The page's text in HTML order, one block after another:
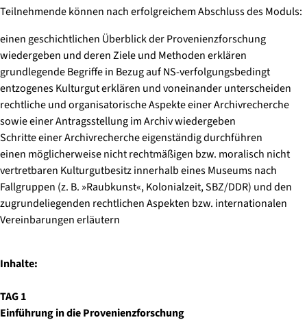
Teilnehmende können nach erfolgreichem Abschluss des Moduls:
einen geschichtlichen Überblick der Provenienzforschung
wiedergeben und deren Ziele und Methoden erklären
grundlegende Begriffe in Bezug auf NS-verfolgungsbedingt
entzogenes Kulturgut erklären und voneinander unterscheiden
rechtliche und organisatorische Aspekte einer Archivrecherche
sowie einer Antragsstellung im Archiv wiedergeben
Schritte einer Archivrecherche eigenständig durchführen
einen möglicherweise nicht rechtmäßigen bzw. moralisch nicht
vertretbaren Kulturgutbesitz innerhalb eines Museums nach
Fallgruppen (z. B. »Raubkunst«, Kolonialzeit, SBZ/DDR) und den
zugrundeliegenden rechtlichen Aspekten bzw. internationalen
Vereinbarungen erläutern
Inhalte:
TAG 1
Einführung in die Provenienzforschung